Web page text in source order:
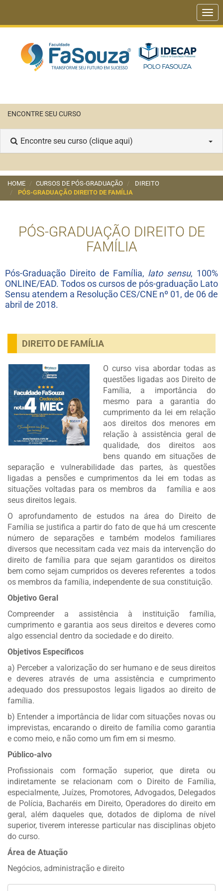
ENCONTRE SEU CURSO
Encontre seu curso (clique aqui)
HOME CURSOS DE PÓS-GRADUAÇÃO
DIREITO
PÓS-GRADUAÇÃO DIREITO DE FAMÍLIA
PÓS-GRADUAÇÃO DIREITO DE
FAMÍLIA
Pós-Graduação Direito de Família, lato sensu, 100%
ONLINE/EAD. Todos os cursos de pós-graduação Lato
Sensu atendem a Resolução CES/CNE nº 01, de 06 de
abril de 2018.
DIREITO DE FAMÍLIA
O curso visa abordar todas as
questões ligadas aos Direito de
Família, a importância do
mesmo para a garantia do
cumprimento da lei em relação
aos direitos dos menores em
relação à assistência geral de
qualidade, dos direitos aos
bens quando em situações de
separação e vulnerabilidade das partes, às questões
ligadas a pensões e cumprimentos da lei em todas as
situações voltadas para os membros da família e aos
seus direitos legais.
O aprofundamento de estudos na área do Direito de
Família se justifica a partir do fato de que há um crescente
número de separações e também modelos familiares
diversos que necessitam cada vez mais da intervenção do
direito de família para que sejam garantidos os direitos
bem como sejam cumpridos os deveres referentes a todos
os membros da família, independente de sua constituição.
Objetivo Geral
Compreender a assistência à instituição família,
cumprimento e garantia aos seus direitos e deveres como
algo essencial dentro da sociedade e do direito.
Objetivos Específicos
a) Perceber a valorização do ser humano e de seus direitos
e deveres através de uma assistência e cumprimento
adequado dos pressupostos legais ligados ao direito de
família.
b) Entender a importância de lidar com situações novas ou
imprevistas, encarando o direito de família como garantia
e como meio, e não como um fim em si mesmo.
Público-alvo
Profissionais com formação superior, que direta ou
indiretamente se relacionam com o Direito de Família,
especialmente, Juízes, Promotores, Advogados, Delegados
de Polícia, Bacharéis em Direito, Operadores do direito em
geral, além daqueles que, dotados de diploma de nível
superior, tiverem interesse particular nas disciplinas objeto
do curso.
Área de Atuação
Negócios, administração e direito